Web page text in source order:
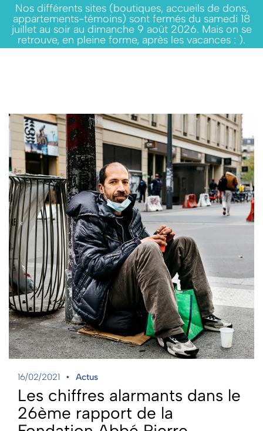
Nos différents sites (boutiques, accueils de dons,
appartements-témoins) sont fermés du samedi 18
juillet au soir au dimanche 9 août 2026. Mais on se
retrouve, en pleine forme, après les vacances : ).
16/02/2021 Actus
Les chiffres alarmants dans le
26ème rapport de la